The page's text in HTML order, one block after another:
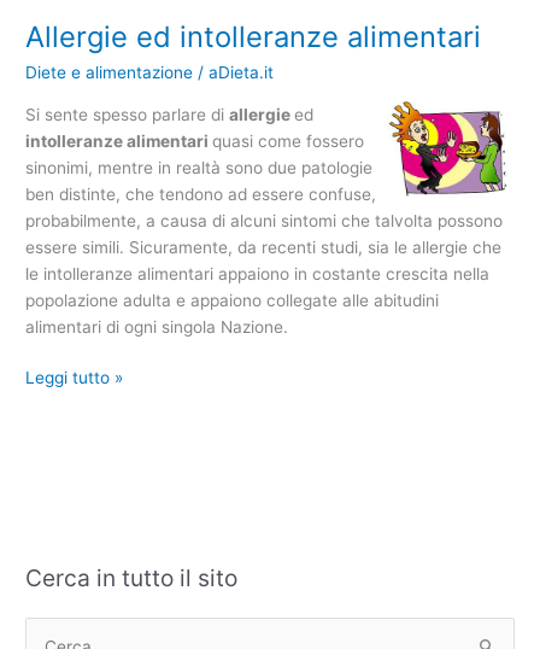
Allergie ed intolleranze alimentari
Diete e alimentazione /aDieta.it
Si sente spesso parlare diallergieed
intolleranze alimentariquasi come fossero
sinonimi, mentre in realtà sono due patologie
ben distinte, che tendono ad essere confuse,
probabilmente, a causa di alcuni sintomi che talvolta possono
essere simili. Sicuramente, da recenti studi, sia le allergie che
le intolleranze alimentari appaiono in costante crescita nella
popolazione adulta e appaiono collegate alle abitudini
alimentari di ogni singola Nazione.
Allergie
intolleranze
alimentari
Leggi tutto »
Cerca in tutto il sito
C
A